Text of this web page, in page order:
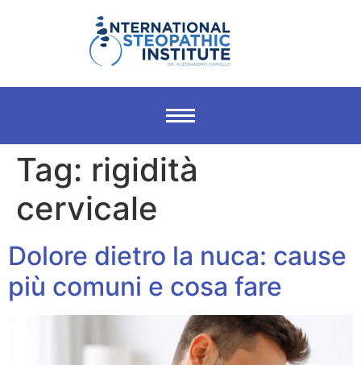
Tag: rigidità
cervicale
Dolore dietro la nuca: cause
più comuni e cosa fare